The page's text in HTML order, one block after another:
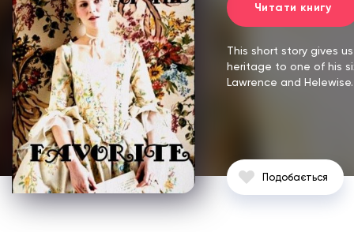
Читати книгу
This short story gives
heritage to one of his
Lawrence and Helewise.
Подобається